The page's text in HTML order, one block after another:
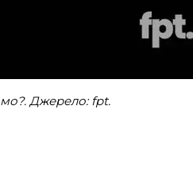
Джерело: fpt.